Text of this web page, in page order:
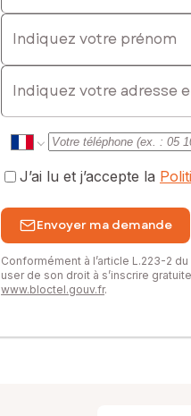
Indiquez votre prénom
E-mail
J’ai lu et j’accepte la
Envoyer ma demande
Conformément à l’article L.223-2
user de son droit à s’inscrire
www.bloctel.gouv.fr.